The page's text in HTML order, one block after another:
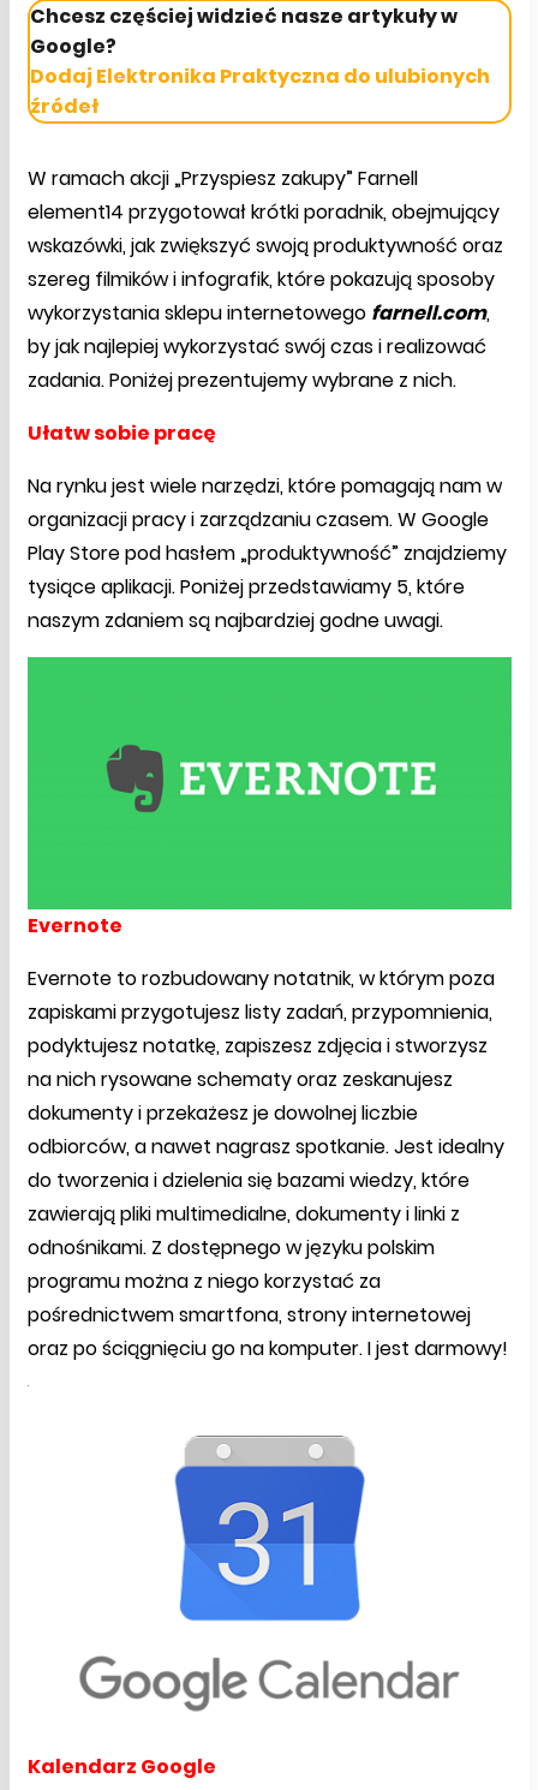
Chcesz częściej widzieć nasze artykuły w
Google?
Dodaj Elektronika Praktyczna do ulubionych
źródeł
W ramach akcji „Przyspiesz zakupy” Farnell
element14 przygotował krótki poradnik, obejmujący
wskazówki, jak zwiększyć swoją produktywność oraz
szereg filmików i infografik, które pokazują sposoby
wykorzystania sklepu internetowego farnell.com,
by jak najlepiej wykorzystać swój czas i realizować
zadania. Poniżej prezentujemy wybrane z nich.
Ułatw sobie pracę
Na rynku jest wiele narzędzi, które pomagają nam w
organizacji pracy i zarządzaniu czasem. W Google
Play Store pod hasłem „produktywność” znajdziemy
tysiące aplikacji. Poniżej przedstawiamy 5, które
naszym zdaniem są najbardziej godne uwagi.
Evernote
Evernote to rozbudowany notatnik, w którym poza
zapiskami przygotujesz listy zadań, przypomnienia,
podyktujesz notatkę, zapiszesz zdjęcia i stworzysz
na nich rysowane schematy oraz zeskanujesz
dokumenty i przekażesz je dowolnej liczbie
odbiorców, a nawet nagrasz spotkanie. Jest idealny
do tworzenia i dzielenia się bazami wiedzy, które
zawierają pliki multimedialne, dokumenty i linki z
odnośnikami. Z dostępnego w języku polskim
programu można z niego korzystać za
pośrednictwem smartfona, strony internetowej
oraz po ściągnięciu go na komputer. I jest darmowy!
Kalendarz Google